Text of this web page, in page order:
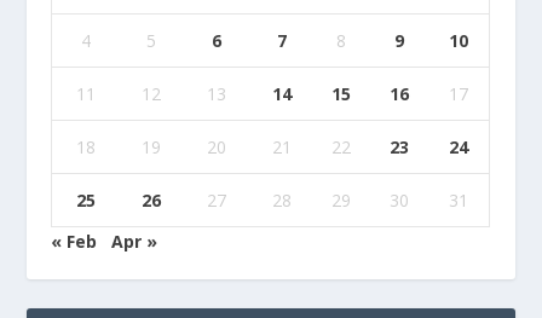
4 5 6 7 8 9 10
11 12 13 14 15 16 17
18 19 20 21 22 23 24
25 26 27 28 29 30
31
« Feb
Apr »